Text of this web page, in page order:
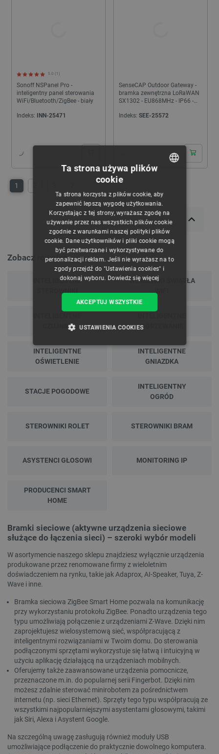
Sonoff NSPanel Pro -
inteligentny panel sterowania
WiFi/Bluetooth/ZigBee - biały
5.0 (1)
Indeks: INN-25471
SenseCAP Outdoor Gateway -
bramka zewnętrzna LoRaWAN
SX1302 - EU868MHz - IP66 -
Indeks: SEE-25572
1
Zobacz również
INTELIGENTNE
WLACZNIKI ŚWIATŁA
CZUJNIKI
OGRZEWANIE
INTELIGENTNE
OŚWIETLENIE
INTELIGENTNE
GNIAZDKA
STACJE POGODOWE
INTELIGENTNY
OGRÓD
STEROWNIKI ROLET STEROWNIKI BRAM
ASYSTENCI GŁOSOWI MONITORING IP
PRODUCENCI SMART
HOME
Bramki sieciowe (aktywne urządzenia sieciowe
służące do łączenia sieci) – szeroki wybór modeli
W asortymencie naszego sklepu znajdziesz wyłącznie urządzenia
produkowane przez renomowane firmy z wieloletnim
doświadczeniem na rynku, takie jak Adaprox, AI-Speaker, Tuya, Z-
Wave i inne.
Bramka sieciowa ZigBee Smart Home pozwala na komunikację
przy wykorzystaniu protokołu ZigBee. Ponadto urządzenia tego
typu umożliwiają połączenie z urządzeniami Z-Wave. Dzięki nim
zaprojektujesz wielosystemową sieć, współpracującą z
inteligentnymi rozwiązaniami w Twoim domu. Do sterowania
podłączonymi sprzętami wykorzystuje się łatwą i intuicyjną w
użyciu aplikację działającą na urządzeniach mobilnych.
Oferujemy także zaawansowane urządzenia pomocnicze,
przeznaczone m.in. do popularnej serii Fingerbot. Dzięki nim
możesz zdalnie sterować minirobotem za pośrednictwem
internetu (np. sieci Ethernet). Sprzęty tego typu współpracują ze
wszystkimi najpopularniejszymi asystentami głosowymi, takimi
jak Siri, Alexa i Asystent Google.
Na szczególną uwagę zasługują również moduły USB
umożliwiające podłączenie do praktycznie dowolnego komputera.
CZECH
ENGLISH
GERMAN
Ta strona używa plików
cookie
Ta strona korzysta z plików cookie, aby
zapewnić lepszą wygodę użytkowania.
Korzystając z tej strony, wyrażasz zgodę na
używanie przez nas wszystkich plików cookie
zgodnie z warunkami naszej polityki plików
cookie. Dane użytkowników i pliki cookie mogą
być przetwarzane i wykorzystywane do
personalizacji reklam. Jeśli nie wyrażasz na to
zgody przejdź do "Ustawienia cookies" i
dokonaj wyboru. Dowiedz się więcej
AKCEPTUJ WSZYSTKIE
USTAWIENIA COOKIES
NIEZBĘDNE WYDAJNOŚĆ
FUNKCJONALNOŚĆ
jak logowanie użytkownika i zarządzanie kontem.
Bez niezbędnych plików cookie nie można
prawidłowo korzystać ze strony internetowej.
Nazwa
Domena
PrestaShop-[abcdef0123456789]{32} .botland.com.pl
VISITOR_PRIVACY_METADATA
YouTube
Polityce prywatności Google